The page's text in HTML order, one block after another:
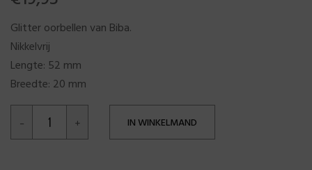
Glitter oorbellen van Biba.
Nikkelvrij
Lengte: 52 mm
Breedte: 20 mm
IN WINKELMAND